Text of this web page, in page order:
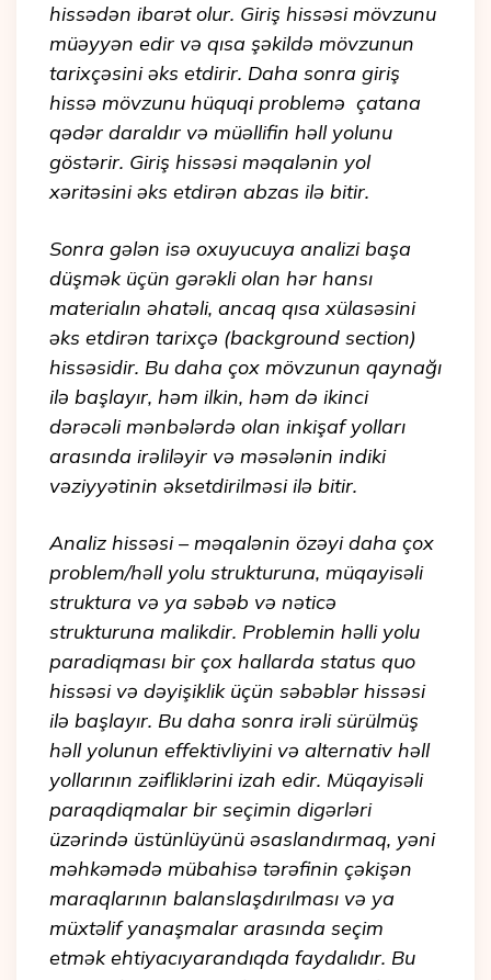
hissədən ibarət olur. Giriş hissəsi mövzunu
müəyyən edir və qısa şəkildə mövzunun
tarixçəsini əks etdirir. Daha sonra giriş
hissə mövzunu hüquqi problemə çatana
qədər daraldır və müəllifin həll yolunu
göstərir. Giriş hissəsi məqalənin yol
xəritəsini əks etdirən abzas ilə bitir.
Sonra gələn isə oxuyucuya analizi başa
düşmək üçün gərəkli olan hər hansı
materialın əhatəli, ancaq qısa xülasəsini
əks etdirən tarixçə (background section)
hissəsidir. Bu daha çox mövzunun qaynağı
ilə başlayır, həm ilkin, həm də ikinci
dərəcəli mənbələrdə olan inkişaf yolları
arasında irəliləyir və məsələnin indiki
vəziyyətinin əksetdirilməsi ilə bitir.
Analiz hissəsi – məqalənin özəyi daha çox
problem/həll yolu strukturuna, müqayisəli
struktura və ya səbəb və nəticə
strukturuna malikdir. Problemin həlli yolu
paradiqması bir çox hallarda status quo
hissəsi və dəyişiklik üçün səbəblər hissəsi
ilə başlayır. Bu daha sonra irəli sürülmüş
həll yolunun effektivliyini və alternativ həll
yollarının zəifliklərini izah edir. Müqayisəli
paraqdiqmalar bir seçimin digərləri
üzərində üstünlüyünü əsaslandırmaq, yəni
məhkəmədə mübahisə tərəfinin çəkişən
maraqlarının balanslaşdırılması və ya
müxtəlif yanaşmalar arasında seçim
etmək ehtiyacıyarandıqda faydalıdır. Bu